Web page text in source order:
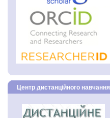
Центр дистанційного навчання